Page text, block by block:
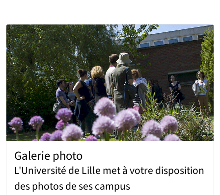
Galerie photo
L'Université de Lille met à votre disposition
des photos de ses campus